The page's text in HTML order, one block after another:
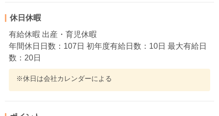
休日休暇
有給休暇 出産・育児休暇
年間休日日数：107日 初年度有給日数：10日 最大有給日
数：20日
※休日は会社カレンダーによる